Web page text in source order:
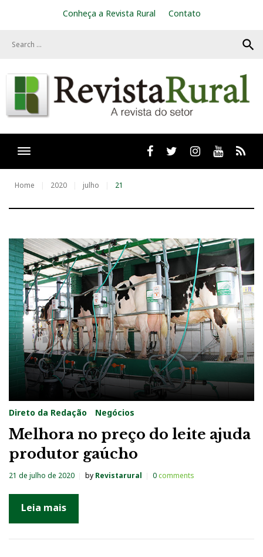
Conheça a Revista Rural Contato
search
Facebooktwitter Instagram
Youtube
Home 2020 julho 21
D
i
a
:
2
1
d
e
u
l
h
o
d
e
0
2
Direto da Redação Negócios
Melhora no preço do leite ajuda
produtor gaúcho
21 de julho de 2020 by Revistarural 0comments
Leia mais